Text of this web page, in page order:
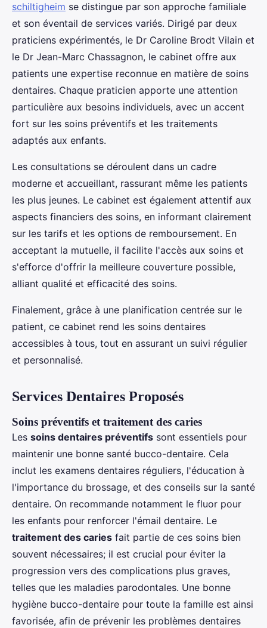
schiltigheim se distingue par son approche familiale
et son éventail de services variés. Dirigé par deux
praticiens expérimentés, le Dr Caroline Brodt Vilain et
le Dr Jean-Marc Chassagnon, le cabinet offre aux
patients une expertise reconnue en matière de soins
dentaires. Chaque praticien apporte une attention
particulière aux besoins individuels, avec un accent
fort sur les soins préventifs et les traitements
adaptés aux enfants.
Les consultations se déroulent dans un cadre
moderne et accueillant, rassurant même les patients
les plus jeunes. Le cabinet est également attentif aux
aspects financiers des soins, en informant clairement
sur les tarifs et les options de remboursement. En
acceptant la mutuelle, il facilite l'accès aux soins et
s'efforce d'offrir la meilleure couverture possible,
alliant qualité et efficacité des soins.
Finalement, grâce à une planification centrée sur le
patient, ce cabinet rend les soins dentaires
accessibles à tous, tout en assurant un suivi régulier
et personnalisé.
Services Dentaires Proposés
Soins préventifs et traitement des caries
Les soins dentaires préventifs sont essentiels pour
maintenir une bonne santé bucco-dentaire. Cela
inclut les examens dentaires réguliers, l'éducation à
l'importance du brossage, et des conseils sur la santé
dentaire. On recommande notamment le fluor pour
les enfants pour renforcer l'émail dentaire. Le
traitement des caries fait partie de ces soins bien
souvent nécessaires; il est crucial pour éviter la
progression vers des complications plus graves,
telles que les maladies parodontales. Une bonne
hygiène bucco-dentaire pour toute la famille est ainsi
favorisée, afin de prévenir les problèmes dentaires